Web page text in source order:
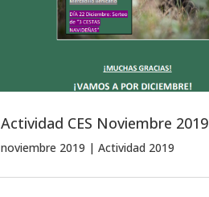
Actividad CES Noviembre 2019
noviembre 2019 | Actividad 2019